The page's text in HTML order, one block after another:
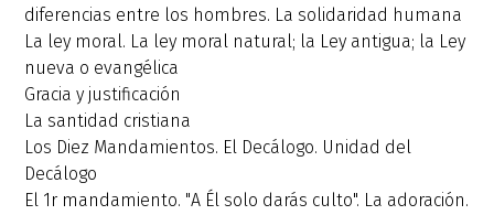
diferencias entre los hombres. La solidaridad humana
La ley moral. La ley moral natural; la Ley antigua; la Ley
nueva o evangélica
Gracia y justificación
La santidad cristiana
Los Diez Mandamientos. El Decálogo. Unidad del
Decálogo
El 1r mandamiento. "A Él solo darás culto". La adoración.